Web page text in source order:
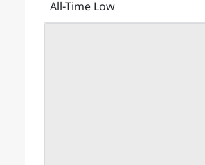
All-Time Low